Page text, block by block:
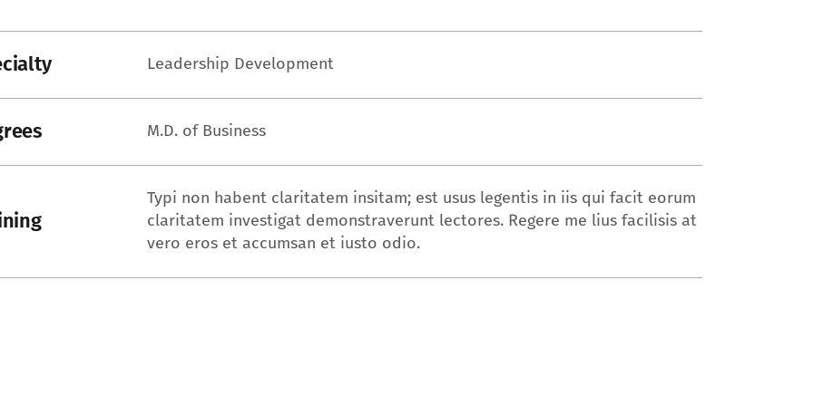
Leadership Development
M.D. of Business
Typi non habent claritatem insitam; est usus legentis in iis qui facit eorum
claritatem investigat demonstraverunt lectores. Regere me lius facilisis at
vero eros et accumsan et iusto odio.